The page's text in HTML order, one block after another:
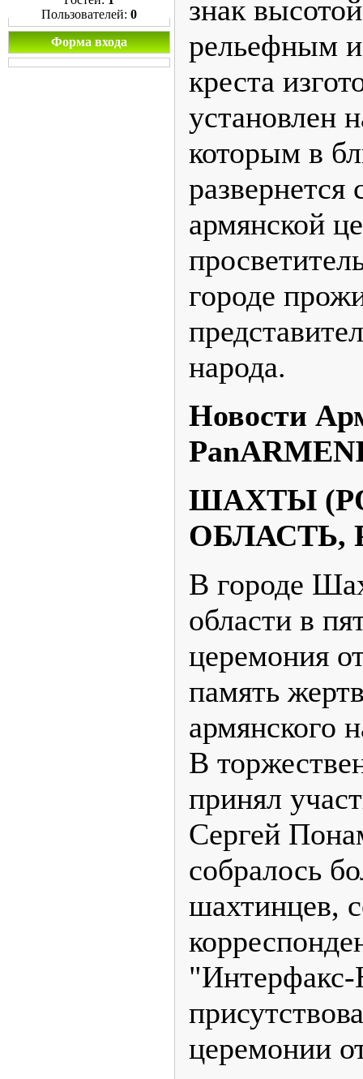
Пользователей: 0
Форма входа
знак
рельефным
креста
установлен
которым в
развернется
армянской
городе
народа.
Новости
ШАХТЫ
ОБЛАСТЬ,
В городе
области в
церемония
память
армянского
В
принял
Сергей
собралось
шахтинцев,
церемонии